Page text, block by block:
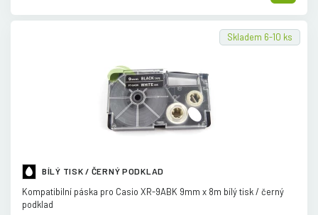
BÍLÝ TISK / ČERNÝ PODKLAD
Skladem 6-10 ks
Kompatibilní páska pro Casio XR-9ABK 9mm x 8m bílý tisk / černý
podklad